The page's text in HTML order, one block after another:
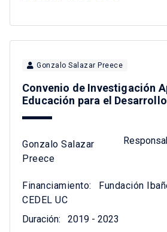
Gonzalo Salazar Preece
Convenio de Investigación
Educación para el
Gonzalo Salazar
Preece
Financiamiento:
Fundación
CEDEL UC
Duración:
2019 - 2023